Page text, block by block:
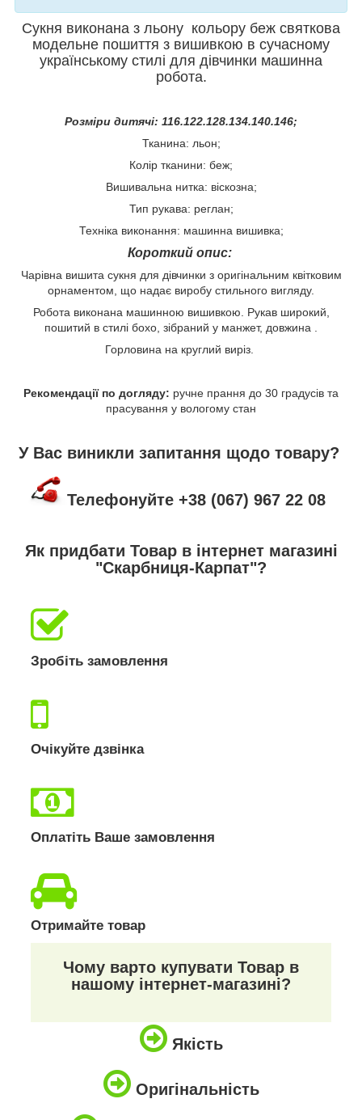
Сукня виконана з льону кольору беж святкова
модельне пошиття з вишивкою в сучасному
українському стилі для дівчинки машинна
робота.
Розміри дитячі: 116.122.128.134.140.146;
Тканина: льон;
Колір тканини: беж;
Вишивальна нитка: віскозна;
Тип рукава: реглан;
Техніка виконання: машинна вишивка;
Короткий опис:
Чарівна вишита сукня для дівчинки з оригінальним квітковим
орнаментом, що надає виробу стильного вигляду.
Робота виконана машинною вишивкою. Рукав широкий,
пошитий в стилі бохо, зібраний у манжет, довжина .
Горловина на круглий виріз.
Рекомендації по догляду: ручне прання до 30 градусів та
прасування у вологому стан
У Вас виникли запитання щодо товару?
Телефонуйте +38 (067) 967 22 08
Як придбати Товар в інтернет магазині
"Скарбниця-Карпат"?
Зробіть замовлення
Очікуйте дзвінка
Оплатіть Ваше замовлення
Отримайте товар
Чому варто купувати Товар в
нашому інтернет-магазині?
Якість
Оригінальність